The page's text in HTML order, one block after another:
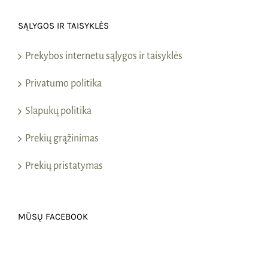
SĄLYGOS IR TAISYKLĖS
Prekybos internetu sąlygos ir taisyklės
Privatumo politika
Slapukų politika
Prekių grąžinimas
Prekių pristatymas
MŪSŲ FACEBOOK